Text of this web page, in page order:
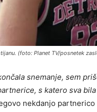
(foto: Planet TV/posnetek
snemanje, sem
s katero sva bila
nekdanjo